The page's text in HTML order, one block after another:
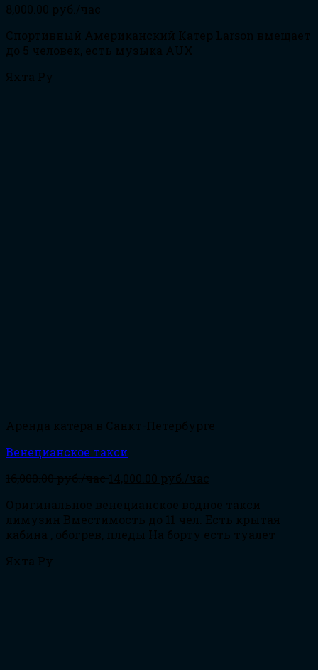
8,000.00 руб./час
Спортивный Американский Катер Larson вмещает
до 5 человек, есть музыка AUX
Яхта Ру
Аренда катера в Санкт-Петербурге
Венецианское такси
16,000.00руб./час14,000.00 руб./час
Оригинальное венецианское водное такси
лимузин Вместимость до 11 чел. Есть крытая
кабина , обогрев, пледы На борту есть туалет
Яхта Ру